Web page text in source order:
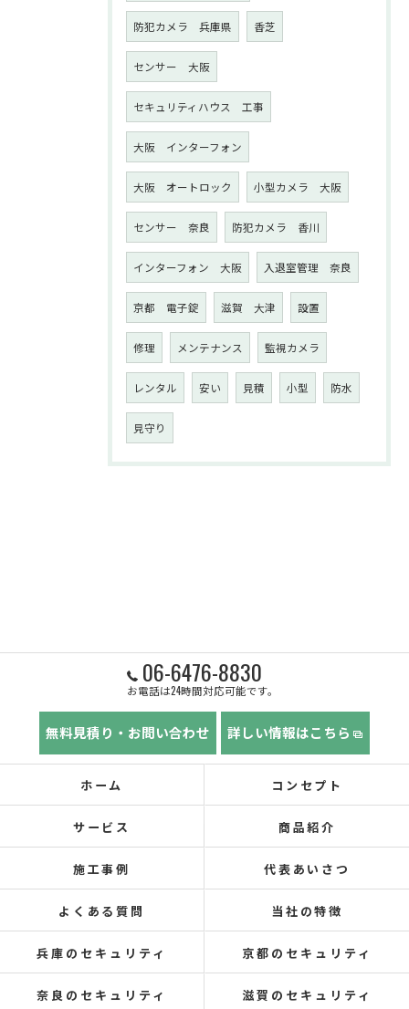
防犯カメラ 兵庫県 香芝
センサー 大阪
セキュリティハウス 工事
大阪 インターフォン
大阪 オートロック 小型カメラ 大阪
センサー 奈良 防犯カメラ 香川
インターフォン 大阪 入退室管理 奈良
京都 電子錠 滋賀 大津 設置
修理 メンテナンス 監視カメラ
レンタル 安い 見積 小型 防水
見守り
06-6476-8830
お電話は24時間対応可能です。
無料見積り・お問い合わせ 詳しい情報はこちら
ホーム コンセプト
サービス 商品紹介
施工事例 代表あいさつ
よくある質問 当社の特徴
兵庫のセキュリティ 京都のセキュリティ
奈良のセキュリティ 滋賀のセキュリティ